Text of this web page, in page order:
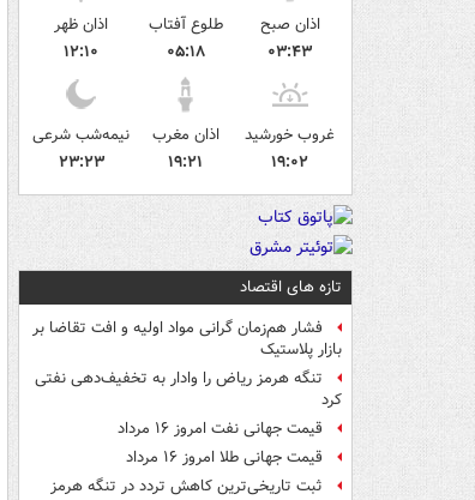
اذان صبح
۰۳:۴۳
طلوع آفتاب
۰۵:۱۸
اذان ظهر
۱۲:۱۰
غروب خورشید
۱۹:۰۲
اذان مغرب
۱۹:۲۱
نیمه‌شب شرعی
۲۳:۲۳
تازه های اقتصاد
فشار هم‌زمان گرانی مواد اولیه و افت تقاضا بر
بازار پلاستیک
تنگه هرمز ریاض را وادار به تخفیف‌دهی نفتی
کرد
قیمت جهانی نفت امروز ۱۶ مرداد
قیمت جهانی طلا امروز ۱۶ مرداد
ثبت تاریخی‌ترین کاهش تردد در تنگه هرمز